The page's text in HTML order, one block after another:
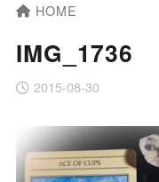
HOME
IMG_1736
2015-08-30